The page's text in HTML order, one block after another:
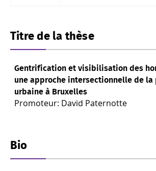
Titre de la thèse
Gentrification et visibilisation des
une approche intersectionnelle de la
urbaine à Bruxelles
Promoteur: David Paternotte
Bio